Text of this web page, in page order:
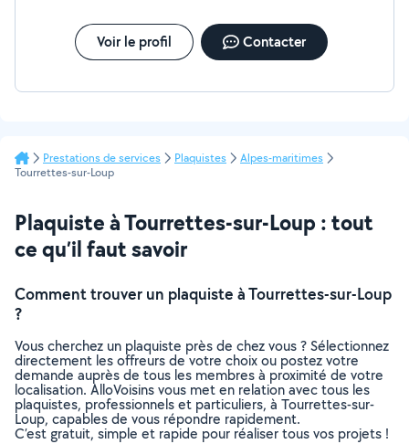
Voir le profil Contacter
Prestations de services Plaquistes
Alpes-maritimes
Tourrettes-sur-Loup
Plaquiste à Tourrettes-sur-Loup : tout
ce qu’il faut savoir
Comment trouver un plaquiste à Tourrettes-sur-Loup
?
Vous cherchez un plaquiste près de chez vous ? Sélectionnez
directement les offreurs de votre choix ou postez votre
demande auprès de tous les membres à proximité de votre
localisation. AlloVoisins vous met en relation avec tous les
plaquistes, professionnels et particuliers, à Tourrettes-sur-
Loup, capables de vous répondre rapidement.
C’est gratuit, simple et rapide pour réaliser tous vos projets !